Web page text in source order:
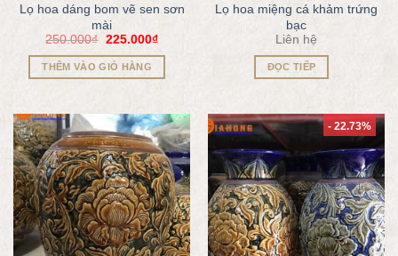
Lọ hoa dáng bom vẽ sen sơn
mài
250.000₫ 225.000₫
THÊM VÀO GIỎ HÀNG
Lọ hoa miệng cá khảm trứng
bạc
Liên hệ
ĐỌC TIẾP
- 22.73%